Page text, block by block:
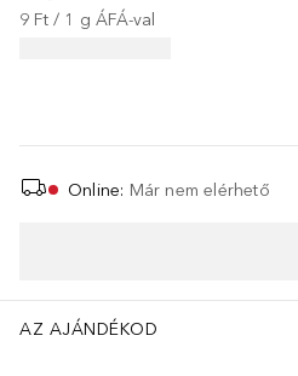
9 Ft / 1 g ÁFÁ-val
Online: Már nem elérhető
AZ AJÁNDÉKOD